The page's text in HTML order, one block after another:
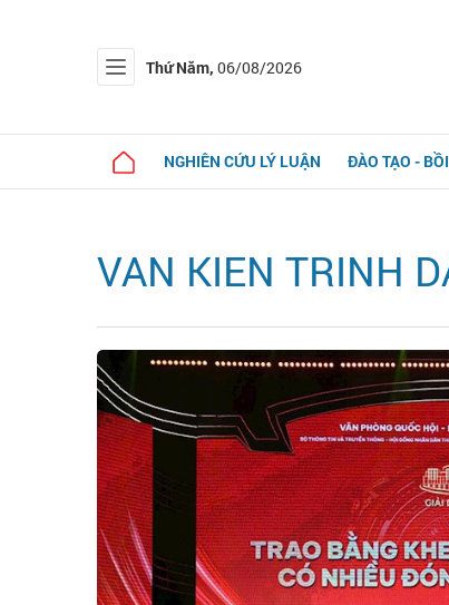
Thứ Năm, 06/08/2026
NGHIÊN CỨU LÝ LUẬN ĐÀO TẠO -
VAN KIEN TRINH